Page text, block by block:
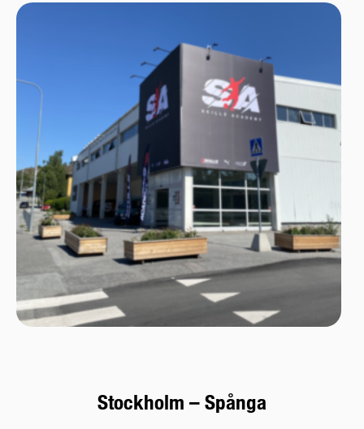
Stockholm – Spånga